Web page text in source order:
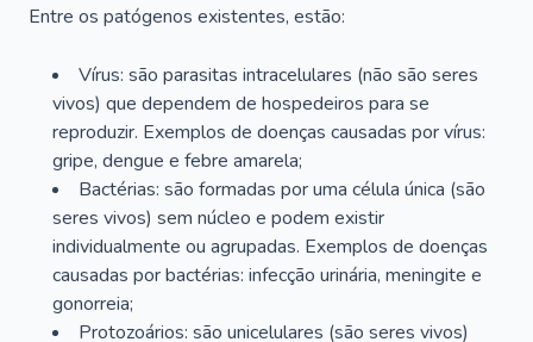
Entre os patógenos existentes, estão:
Vírus: são parasitas intracelulares (não são seres
vivos) que dependem de hospedeiros para se
reproduzir. Exemplos de doenças causadas por vírus:
gripe, dengue e febre amarela;
Bactérias: são formadas por uma célula única (são
seres vivos) sem núcleo e podem existir
individualmente ou agrupadas. Exemplos de doenças
causadas por bactérias: infecção urinária, meningite e
gonorreia;
Protozoários: são unicelulares (são seres vivos)